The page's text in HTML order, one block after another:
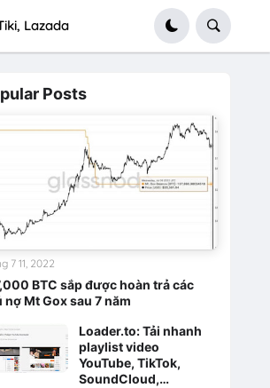
Lazada
Posts
BTC sắp được hoàn trả các
nợ Mt Gox sau 7 năm
7 11, 2022
Loader.to: Tải nhanh
playlist video
YouTube, TikTok,
SoundCloud,…